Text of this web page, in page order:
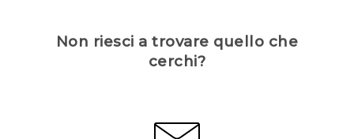
Non riesci a trovare quello che
cerchi?